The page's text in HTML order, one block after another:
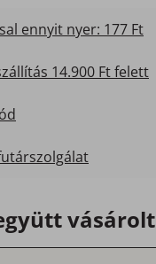
ennyit nyer: 177 Ft
14.900 Ft felett
vásárolt